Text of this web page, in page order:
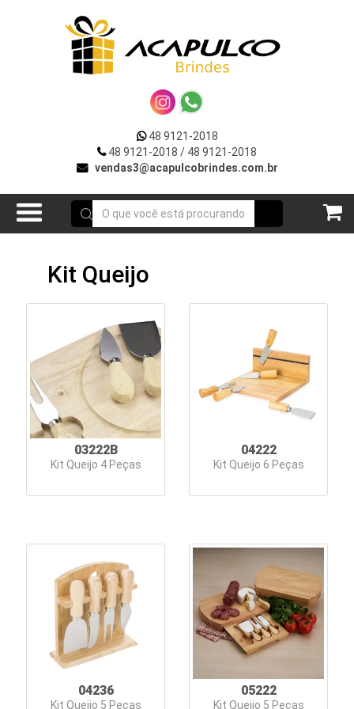
48 9121-2018
48 9121-2018 / 48 9121-2018
vendas3@acapulcobrindes.com.br
VOLTAR
***DIA
Acessórios
p/
Celular
para
Carros
e
Bebidas
Blocos
e
Cadernetas
Bolsas
Caixas
de
Som
Canecas
Kit Queijo
03222B
Kit Queijo 4 Peças
04222
Kit Queijo 6 Peças
04236
Kit Queijo 5 Peças
05222
Kit Queijo 5 Peças